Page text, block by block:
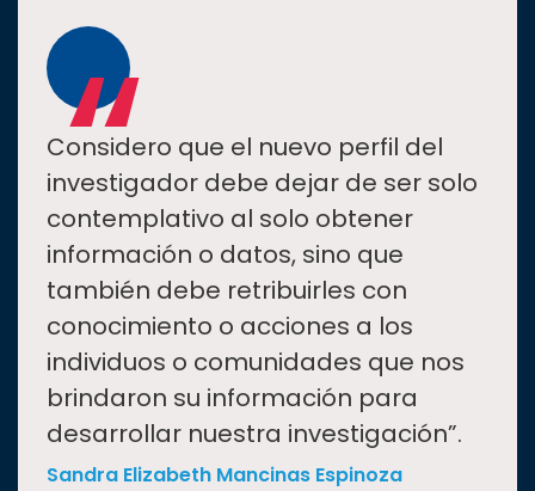
“
Considero que el nuevo perfil del
investigador debe dejar de ser solo
contemplativo al solo obtener
información o datos, sino que
también debe retribuirles con
conocimiento o acciones a los
individuos o comunidades que nos
brindaron su información para
desarrollar nuestra investigación”.
Sandra Elizabeth Mancinas Espinoza